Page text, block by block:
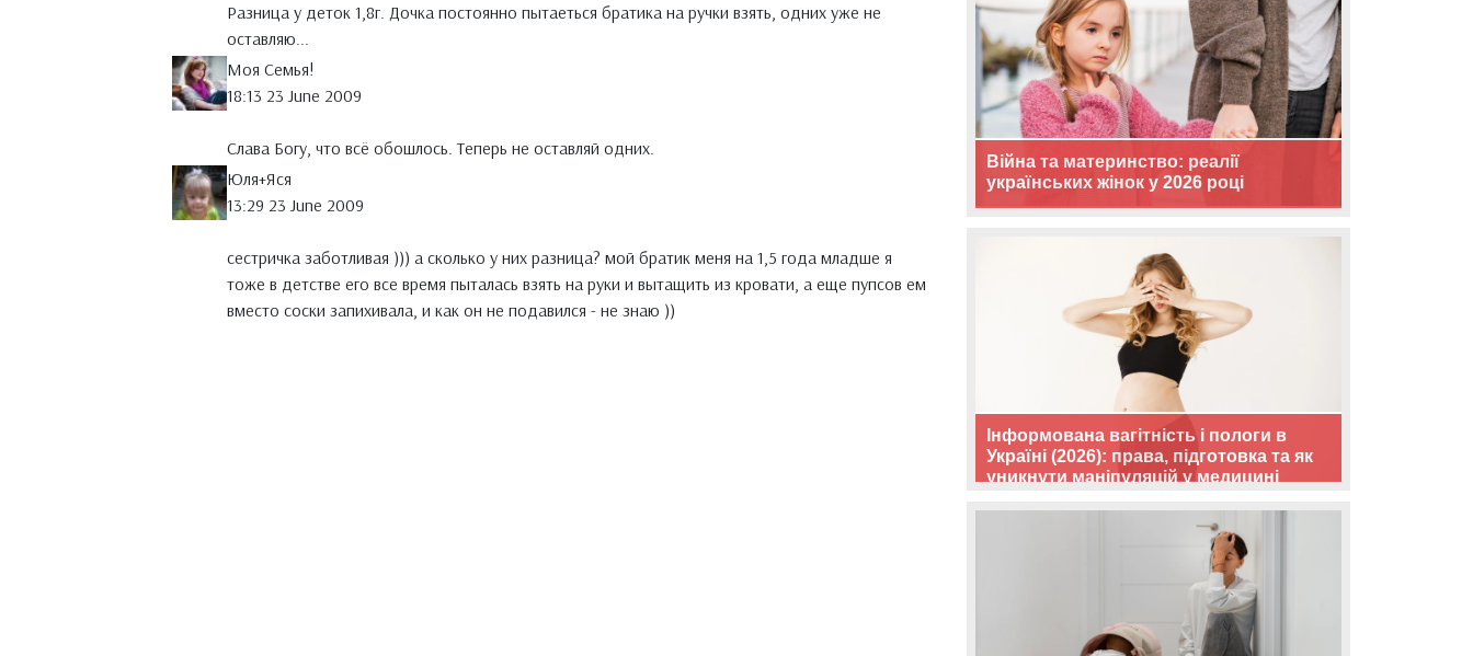
Разница у деток 1,8г. Дочка постоянно пытаеться братика на ручки взять, одних уже не
оставляю...
Моя Семья!
18:13 23 June 2009
Слава Богу, что всё обошлось. Теперь не оставляй одних.
Юля+Яся
13:29 23 June 2009
сестричка заботливая ))) а сколько у них разница? мой братик меня на 1,5 года младше я
тоже в детстве его все время пыталась взять на руки и вытащить из кровати, а еще пупсов ем
вместо соски запихивала, и как он не подавился - не знаю ))
Війна та материнство: реалії
українських жінок у 2026 році
Інформована вагітність і пологи в
Україні (2026): права, підготовка та як
уникнути маніпуляцій у медицині